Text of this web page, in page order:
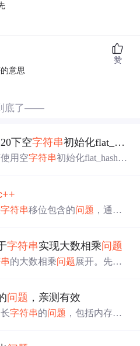
意思
赞
底了——
20下空字符串初始化flat_hash_map的内存
用空字符串初始化flat_hash_
提供了多种解决方案及最佳
初始化方式及调整宏定义，
字符串移位包含的问题 ，通过
字符串实现大数相乘问题
的大数相乘问题展开。先介
等步骤。还进行代码实现与详
间为O(m*n)，空间为O(m+
问题 ，亲测有效
字符串的问题 ，包括内存限